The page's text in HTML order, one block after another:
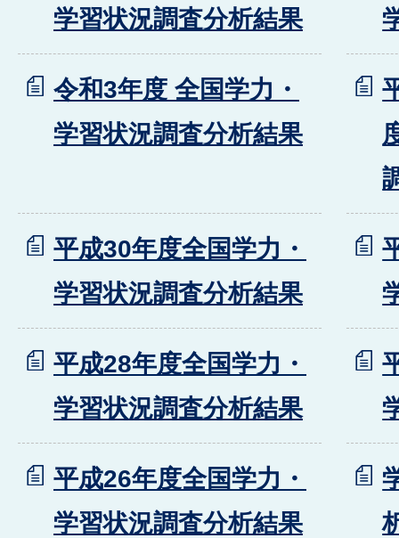
学習状況調査分析結果
令和3年度 全国学力・
学習状況調査分析結果
平成30年度全国学力・
学習状況調査分析結果
平成28年度全国学力・
学習状況調査分析結果
平成26年度全国学力・
学習状況調査分析結果